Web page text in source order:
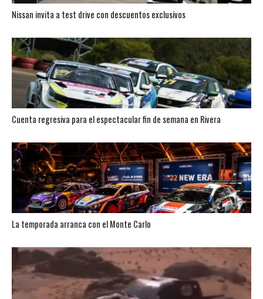
Nissan invita a test drive con descuentos exclusivos
Cuenta regresiva para el espectacular fin de semana en Rivera
La temporada arranca con el Monte Carlo